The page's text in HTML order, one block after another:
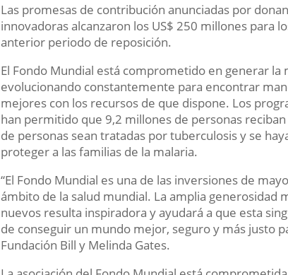
Las promesas de contribución anunciadas por
innovadoras alcanzaron los US$ 250 millones para
anterior periodo de reposición.
El Fondo Mundial está comprometido en generar
evolucionando constantemente para encontrar
mejores con los recursos de que dispone. Los
han permitido que 9,2 millones de personas
de personas sean tratadas por tuberculosis y se
proteger a las familias de la malaria.
“El Fondo Mundial es una de las inversiones de
ámbito de la salud mundial. La amplia
nuevos resulta inspiradora y ayudará a que esta
de conseguir un mundo mejor, seguro y más justo
Fundación Bill y Melinda Gates.